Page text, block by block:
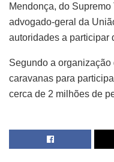
Mendonça, do
advogado-geral da
autoridades a participar
Segundo a organização
caravanas para
cerca de 2 milhões de